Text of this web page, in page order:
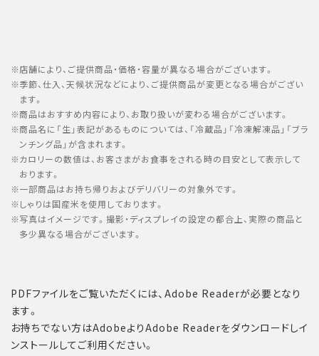
店舗により、ご提供商品・価格・容量が異なる場合がございます。
季節、仕入、天候状況などにより、ご提供商品が変更となる場合がござい
ます。
商品はおすすめ内容により、お取り扱いが変わる場合がございます。
商品名に「生」表記があるものについては、「冷蔵品」「冷凍解凍品」「ブラ
ンチング品」が含まれます。
カロリーの数値は、お客さまがお食事をされる時の目安として表示して
おります。
一部商品はお持ち帰りおよびデリバリーの対象外です。
しゃりは国産米を使用しております。
写真はイメージです。撮影・ディスプレイの設定の都合上、実際の商品と
多少異なる場合がございます。
PDFファイルをご覧いただくには、Adobe Readerが必要となり
ます。
お持ちでない方はAdobeよりAdobe Readerをダウンロードしイ
ンストールしてご利用ください。